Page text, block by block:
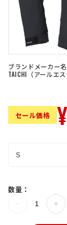
利用規約
プライバシーポリシー
カスタマーハラスメ
ブランドメーカー名
TAICHI
アールエ
セール価格
数量：